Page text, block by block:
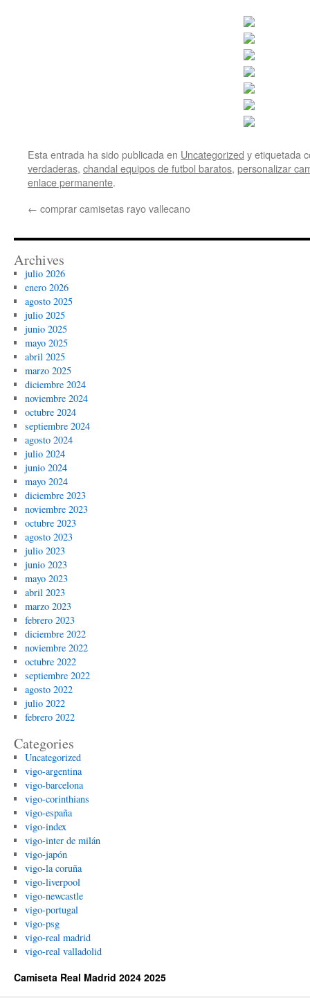
Esta entrada ha sido publicada en Uncategorized y etiquetada
verdaderas, chandal equipos de futbol baratos, personalizar
enlace permanente.
← comprar camisetas rayo vallecano
Archives
julio 2026
enero 2026
agosto 2025
julio 2025
junio 2025
mayo 2025
abril 2025
marzo 2025
diciembre 2024
noviembre 2024
octubre 2024
septiembre 2024
agosto 2024
julio 2024
junio 2024
mayo 2024
diciembre 2023
noviembre 2023
octubre 2023
agosto 2023
julio 2023
junio 2023
mayo 2023
abril 2023
marzo 2023
febrero 2023
diciembre 2022
noviembre 2022
octubre 2022
septiembre 2022
agosto 2022
julio 2022
febrero 2022
Categories
Uncategorized
vigo-argentina
vigo-barcelona
vigo-corinthians
vigo-españa
vigo-index
vigo-inter de milán
vigo-japón
vigo-la coruña
vigo-liverpool
vigo-newcastle
vigo-portugal
vigo-psg
vigo-real madrid
vigo-real valladolid
Camiseta Real Madrid 2024 2025